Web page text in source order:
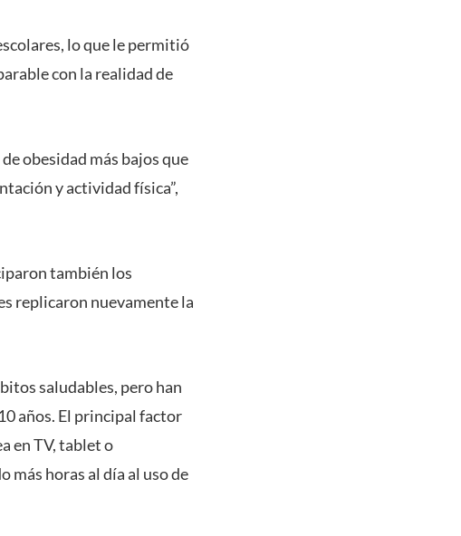
lo que le permitió
con la realidad de
obesidad más bajos que
y actividad física”,
también los
replicaron nuevamente la
saludables, pero han
años. El principal factor
en TV, tablet o
horas al día al uso de